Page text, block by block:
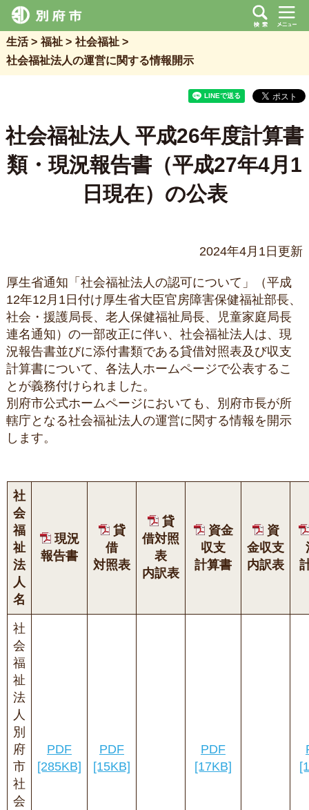
生活 福祉
社会福祉
社会福祉法人の運営に関する情報開示
社会福祉法人 平成26年度計算書
類・現況報告書（平成27年4月1
日現在）の公表
2024年4月1日更新
厚生省通知「社会福祉法人の認可について」（平成
12年12月1日付け厚生省大臣官房障害保健福祉部長、
社会・援護局長、老人保健福祉局長、児童家庭局長
連名通知）の一部改正に伴い、社会福祉法人は、現
況報告書並びに添付書類である貸借対照表及び収支
計算書について、各法人ホームページで公表するこ
とが義務付けられました。
別府市公式ホームページにおいても、別府市長が所
轄庁となる社会福祉法人の運営に関する情報を開示
します。
社
会
福
祉
法
人
名
現況
報告書
貸
借
対照表
貸
借対照
表
内訳表
資金
収支
計算書
資
金収支
内訳表
社
会
福
祉
法
人
別
府
市
社
会
PDF
[285KB]
PDF
[15KB]
PDF
[17KB]